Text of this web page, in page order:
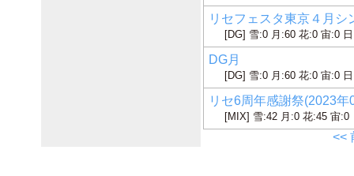
リセフェスタ東京４月
[DG] 雪:0 月:60 花:0 宙:0
DG月
[DG] 雪:0 月:60 花:0 宙:0
リセ6周年感謝祭(2023
[MIX] 雪:42 月:0 花:45 宙:0
<<